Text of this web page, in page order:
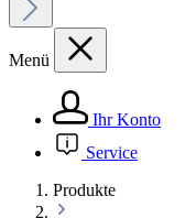
Menü
Ihr Konto
Service
Produkte